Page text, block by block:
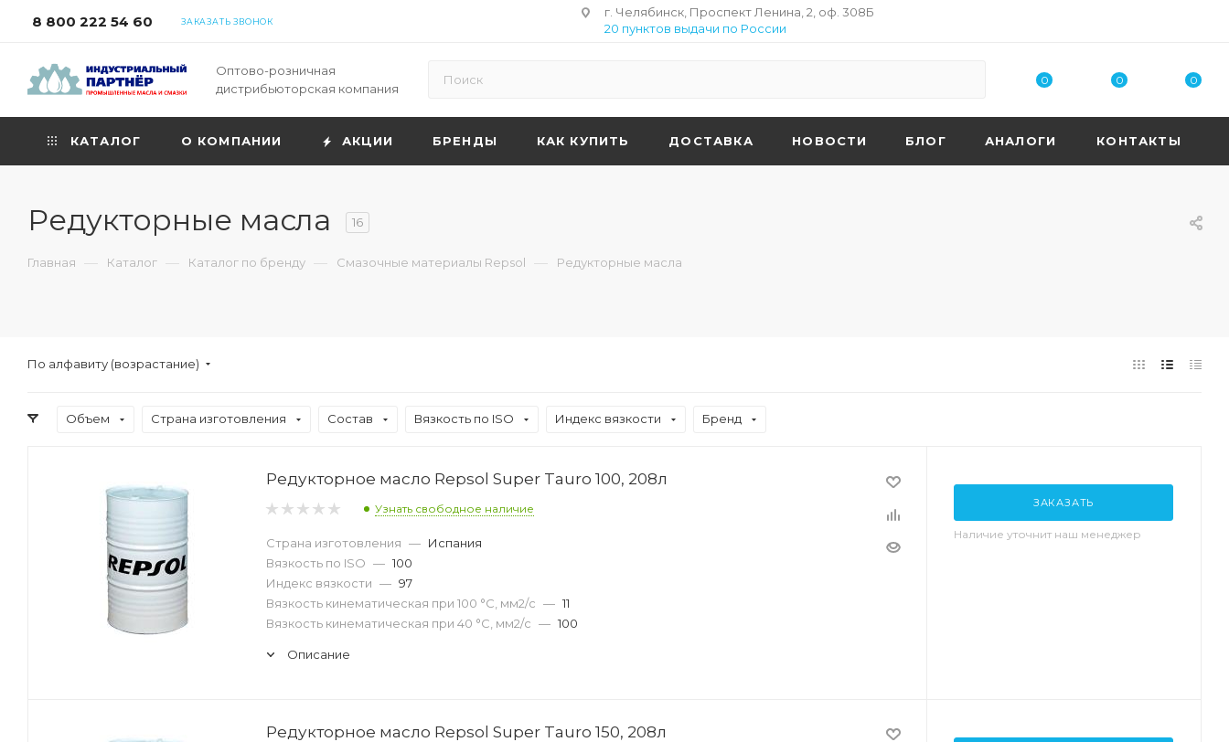
8 800 222 54 60 ЗАКАЗАТЬ ЗВОНОК
г. Челябинск, Проспект Ленина, 2, оф. 308Б
20 пунктов выдачи по России
Оптово-розничная
дистрибьюторская компания
0 0 0
КАТАЛОГ О КОМПАНИИ АКЦИИ БРЕНДЫ КАК КУПИТЬ ДОСТАВКА НОВОСТИ БЛОГ АНАЛОГИ КОНТАКТЫ
Редукторные масла 16
Главная — Каталог — Каталог по бренду — Смазочные материалы Repsol — Редукторные масла
По алфавиту (возрастание)
Объем Страна изготовления Состав Вязкость по ISO Индекс вязкости Бренд
Редукторное масло Repsol Super Tauro 100, 208л
Узнать свободное наличие
Страна изготовления — Испания
Вязкость по ISO — 100
Индекс вязкости — 97
Вязкость кинематическая при 100 °С, мм2/с — 11
Вязкость кинематическая при 40 °С, мм2/с — 100
Описание
ЗАКАЗАТЬ
Наличие уточнит наш менеджер
Редукторное масло Repsol Super Tauro 150, 208л